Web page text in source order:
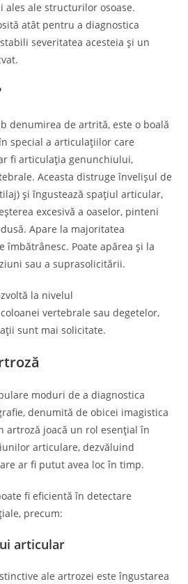
ale structurilor osoase.
atât pentru a diagnostica
severitatea acesteia și un
denumirea de artrită, este o boală
special a articulațiilor care
fi articulația genunchiului,
Aceasta distruge învelișul de
și îngustează spațiul articular,
excesivă a oaselor, pinteni
Apare la majoritatea
îmbătrânesc. Poate apărea și la
sau a suprasolicitării.
la nivelul
vertebrale sau degetelor,
sunt mai solicitate.
moduri de a diagnostica
denumită de obicei imagistica
artroză joacă un rol esențial în
articulare, dezvăluind
ar fi putut avea loc în timp.
fi eficientă în detectare
precum:
articular
ale artrozei este îngustarea